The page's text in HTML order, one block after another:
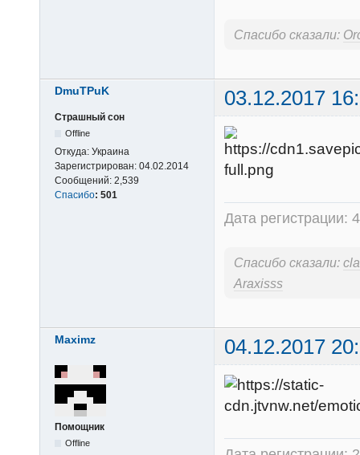
Спасибо сказали:
DmuTPuK 03.12.2017
Страшный сон
Offline
Откуда: Украина
Зарегистрирован: 04.02.2014
Сообщений: 2,539
Спасибо: 501
Дата регистрации:
Спасибо сказали:
Araxisss
Maximz 04.12.2017
Помощник
Offline